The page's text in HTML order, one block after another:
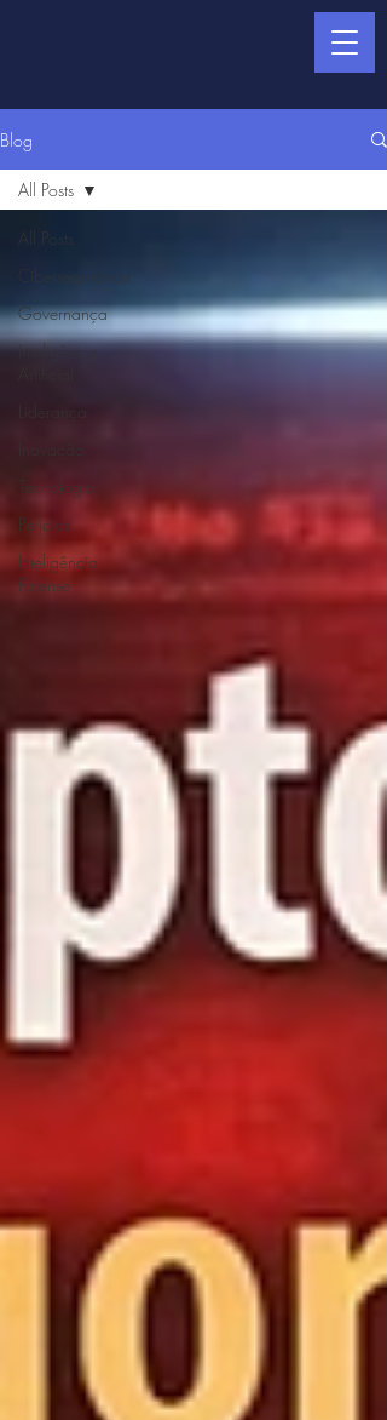
Blog
All Posts
Cibersegurança
Governança
Inteligência
Tecnologia
Pericias
Inteligência
Forense
All Posts